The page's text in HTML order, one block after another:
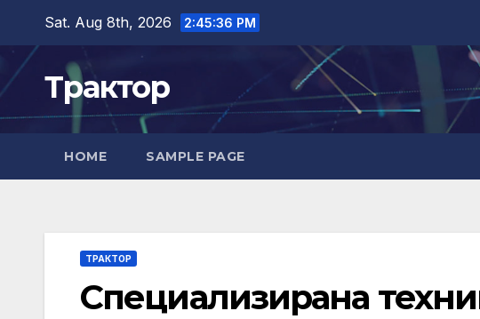
content
Sat. Aug 8th, 2026 2:45:37 PM
Трактор
HOME SAMPLE PAGE
ТРАКТОР
Специализирана